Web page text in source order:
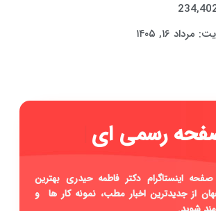
مرداد ۱۶, ۱۴۰۵
صفحه|
اینستاگرام دکتر فاطمه حیدری بهترین
از جدیدترین اخبار مطب، نمونه کار ها و